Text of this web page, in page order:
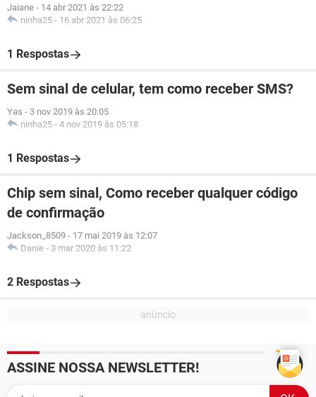
Jaiane - 14 abr 2021 às 22:22
ninha25 - 16 abr 2021 às 06:25
1 Respostas
Sem sinal de celular, tem como receber SMS?
Yas - 3 nov 2019 às 20:05
ninha25 - 4 nov 2019 às 05:18
1 Respostas
Chip sem sinal, Como receber qualquer código
de confirmação
Jackson_8509 - 17 mai 2019 às 12:07
Danie - 3 mar 2020 às 11:22
2 Respostas
ASSINE NOSSA NEWSLETTER!